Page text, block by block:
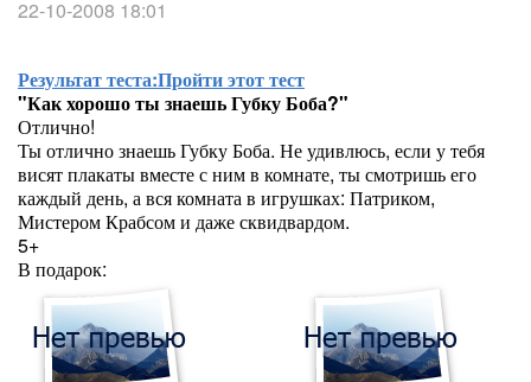
22-10-2008 18:01
Результат теста:Пройти этот тест
"Как хорошо ты знаешь Губку Боба?"
Отлично!
Ты отлично знаешь Губку Боба. Не удивлюсь, если у тебя
висят плакаты вместе с ним в комнате, ты смотришь его
каждый день, а вся комната в игрушках: Патриком,
Мистером Крабсом и даже сквидвардом.
5+
В подарок: